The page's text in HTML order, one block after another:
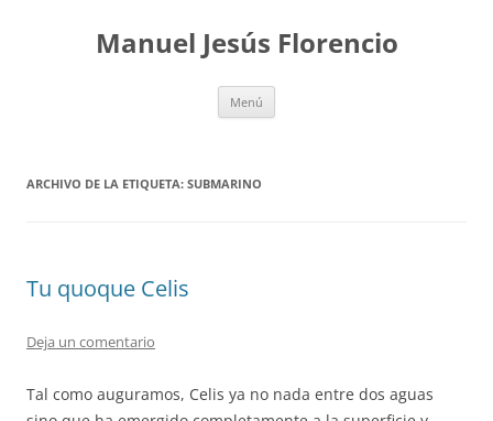
contenidoManuel Jesús Florencio
Menú
ARCHIVO DE LA ETIQUETA: SUBMARINO
Tu quoque Celis
Deja un comentario
Tal como auguramos, Celis ya no nada entre dos aguas